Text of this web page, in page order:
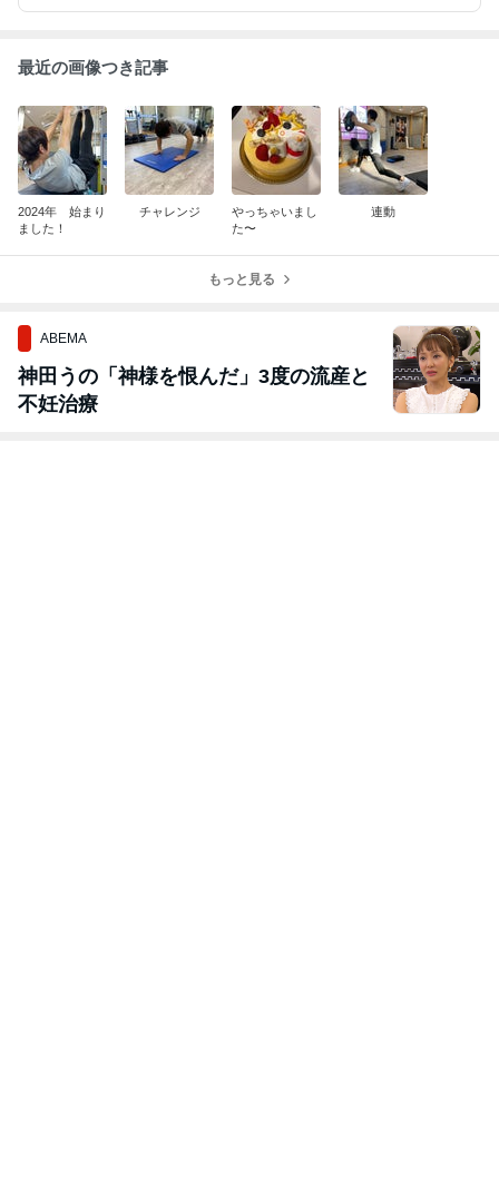
最近の画像つき記事
2024年 始まり
ました！
チャレンジ
やっちゃいまし
た〜
連動
もっと見る
ABEMA
神田うの「神様を恨んだ」3度の流産と
不妊治療